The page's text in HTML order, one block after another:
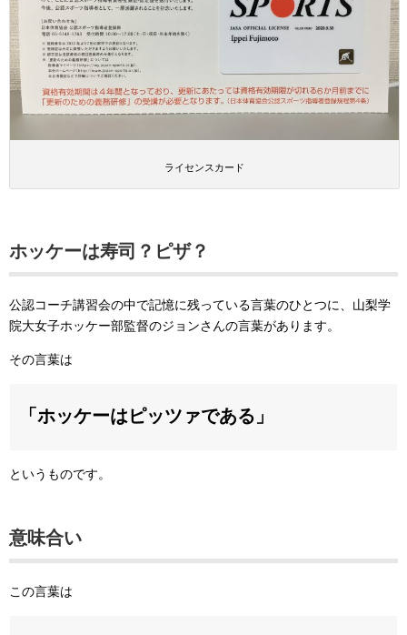
ライセンスカード
ホッケーは寿司？ピザ？
公認コーチ講習会の中で記憶に残っている言葉のひとつに、山梨学
院大女子ホッケー部監督のジョンさんの言葉があります。
その言葉は
「ホッケーはピッツァである」
というものです。
意味合い
この言葉は